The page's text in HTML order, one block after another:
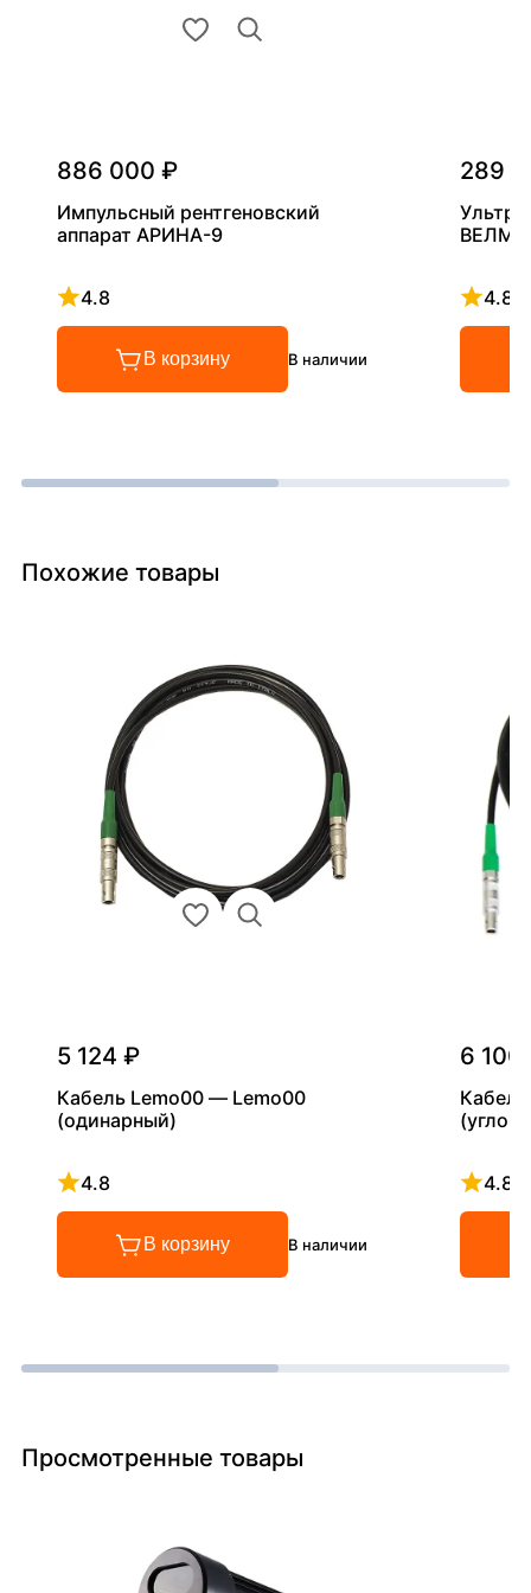
886 000 ₽
Импульсный рентгеновский
аппарат АРИНА-9
4.8
Рейтинг 4.8 из 5
В корзину В наличии
289
4.8
Похожие товары
5 124 ₽
Кабель Lemo00 — Lemo00
(одинарный)
4.8
Рейтинг 4.8 из 5
В корзину В наличии
6 100
4.8
Просмотренные товары